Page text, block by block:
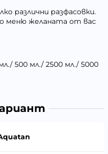
различни разфасовки.
меню желаната от вас
500 мл./ 2500 мл./ 5000